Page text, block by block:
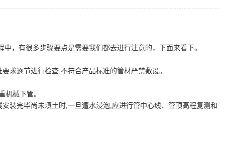
，有很多步骤要点是需要我们都去进行注意的，下面来看下。
求逐节进行检查,不符合产品标准的管材严禁敷设。
机械下管。
装完毕尚未填土时,一旦遭水浸泡,应进行管中心线、管顶高程复测和